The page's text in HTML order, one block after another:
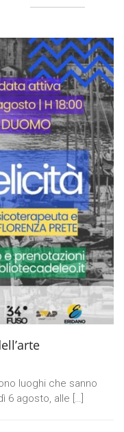
luoghi che sanno
6 agosto, alle […]